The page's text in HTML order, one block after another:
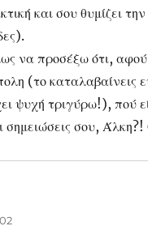
και σου θυμίζει
να προσέξω ότι, αφού
(το καταλαβαίνεις
ψυχή τριγύρω!), πού
σημειώσεις σου,